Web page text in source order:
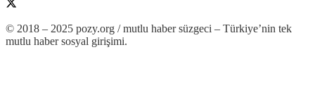
© 2018 – 2025 pozy.org / mutlu haber süzgeci – Türkiye’nin tek
mutlu haber sosyal girişimi.